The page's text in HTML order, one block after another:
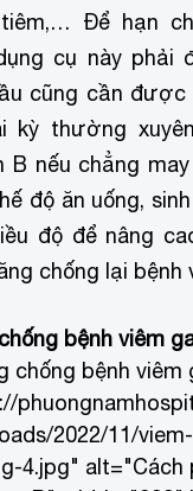
Để hạn
cụ này phải
cũng cần
kỳ thường
B nếu chẳng
độ ăn uống,
độ để nâng
chống lại bệnh
bệnh viêm
chống bệnh viêm
2022/11/
4.jpg" alt="Cách